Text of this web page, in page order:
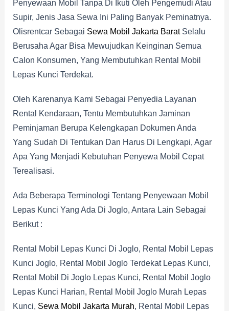
Penyewaan Mobil Tanpa Di Ikuti Oleh Pengemudi Atau
Supir, Jenis Jasa Sewa Ini Paling Banyak Peminatnya.
Olisrentcar Sebagai Sewa Mobil Jakarta BaratSelalu
Berusaha Agar Bisa Mewujudkan Keinginan Semua
Calon Konsumen, Yang Membutuhkan Rental Mobil
Lepas Kunci Terdekat.
Oleh Karenanya Kami Sebagai Penyedia Layanan
Rental Kendaraan, Tentu Membutuhkan Jaminan
Peminjaman Berupa Kelengkapan Dokumen Anda
Yang Sudah Di Tentukan Dan Harus Di Lengkapi, Agar
Apa Yang Menjadi Kebutuhan Penyewa Mobil Cepat
Terealisasi.
Ada Beberapa Terminologi Tentang Penyewaan Mobil
Lepas Kunci Yang Ada Di Joglo, Antara Lain Sebagai
Berikut :
Rental Mobil Lepas Kunci Di Joglo, Rental Mobil Lepas
Kunci Joglo, Rental Mobil Joglo Terdekat Lepas Kunci,
Rental Mobil Di Joglo Lepas Kunci, Rental Mobil Joglo
Lepas Kunci Harian, Rental Mobil Joglo Murah Lepas
Kunci, Sewa Mobil Jakarta Murah, Rental Mobil Lepas